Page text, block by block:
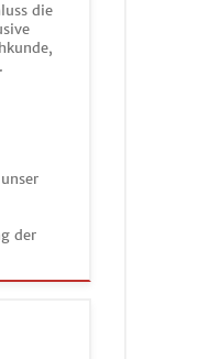
die
der